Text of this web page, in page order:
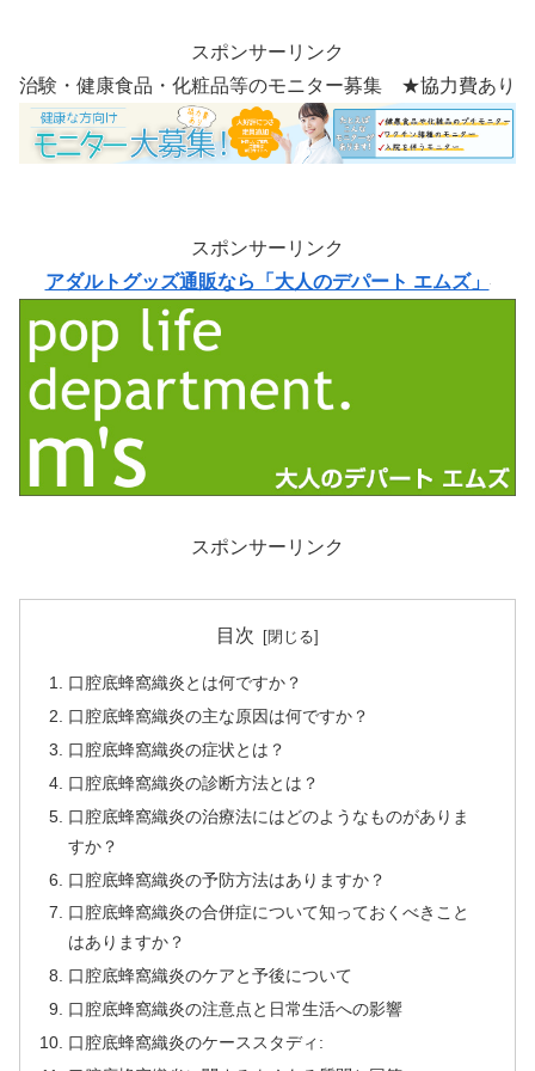
スポンサーリンク
治験・健康食品・化粧品等のモニター募集 ★協力費あり
スポンサーリンク
アダルトグッズ通販なら「大人のデパート エムズ」
スポンサーリンク
目次
口腔底蜂窩織炎とは何ですか？
口腔底蜂窩織炎の主な原因は何ですか？
口腔底蜂窩織炎の症状とは？
口腔底蜂窩織炎の診断方法とは？
口腔底蜂窩織炎の治療法にはどのようなものがありま
すか？
口腔底蜂窩織炎の予防方法はありますか？
口腔底蜂窩織炎の合併症について知っておくべきこと
はありますか？
口腔底蜂窩織炎のケアと予後について
口腔底蜂窩織炎の注意点と日常生活への影響
口腔底蜂窩織炎のケーススタディ: